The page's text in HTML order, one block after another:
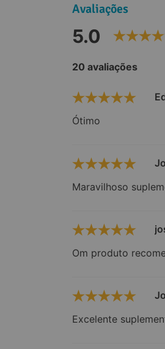
Avaliações
5.0
20 avaliações
Ótimo
Maravilhoso
Om produto
Excelente